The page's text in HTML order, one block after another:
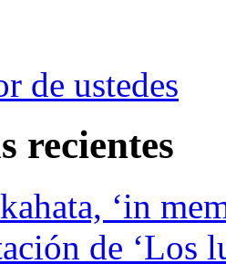
de ustedes
recientes
‘in
de ‘Los